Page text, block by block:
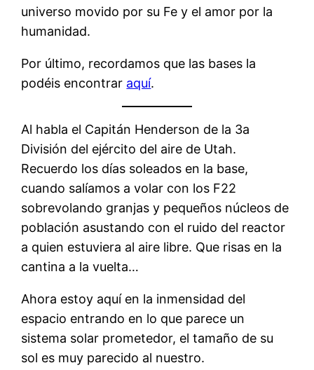
universo movido por su Fe y el amor por la
humanidad.
Por último, recordamos que las bases la
podéis encontrar aquí.
Al habla el Capitán Henderson de la 3a
División del ejército del aire de Utah.
Recuerdo los días soleados en la base,
cuando salíamos a volar con los F22
sobrevolando granjas y pequeños núcleos de
población asustando con el ruido del reactor
a quien estuviera al aire libre. Que risas en la
cantina a la vuelta…
Ahora estoy aquí en la inmensidad del
espacio entrando en lo que parece un
sistema solar prometedor, el tamaño de su
sol es muy parecido al nuestro.